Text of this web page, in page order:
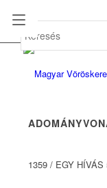
1359 / EGY